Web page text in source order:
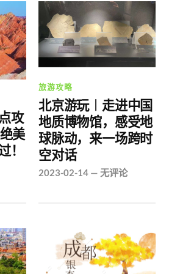
攻
美
！
旅游攻略
北京游玩︱走进中国
地质博物馆，感受地
球脉动，来一场跨时
空对话
2023-02-14 —无评论